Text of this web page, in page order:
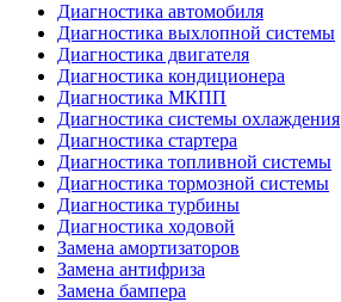
Диагностика автомобиля
Диагностика выхлопной системы
Диагностика двигателя
Диагностика кондиционера
Диагностика МКПП
Диагностика системы охлаждения
Диагностика стартера
Диагностика топливной системы
Диагностика тормозной системы
Диагностика турбины
Диагностика ходовой
Замена амортизаторов
Замена антифриза
Замена бампера